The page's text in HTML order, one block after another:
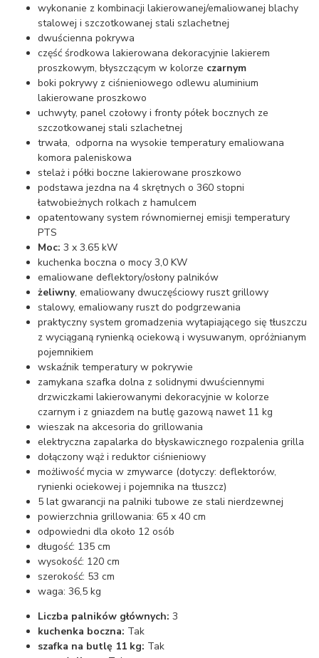
wykonanie z kombinacji lakierowanej/emaliowanej blachy
stalowej i szczotkowanej stali szlachetnej
dwuścienna pokrywa
część środkowa lakierowana dekoracyjnie lakierem
proszkowym, błyszczącym w kolorze czarnym
boki pokrywy z ciśnieniowego odlewu aluminium
lakierowane proszkowo
uchwyty, panel czołowy i fronty półek bocznych ze
szczotkowanej stali szlachetnej
trwała, odporna na wysokie temperatury emaliowana
komora paleniskowa
stelaż i półki boczne lakierowane proszkowo
podstawa jezdna na 4 skrętnych o 360 stopni
łatwobieżnych rolkach z hamulcem
opatentowany system równomiernej emisji temperatury
PTS
Moc: 3 x 3.65 kW
kuchenka boczna o mocy 3,0 KW
emaliowane deflektory/osłony palników
żeliwny, emaliowany dwuczęściowy ruszt grillowy
stalowy, emaliowany ruszt do podgrzewania
praktyczny system gromadzenia wytapiającego się tłuszczu
z wyciąganą rynienką ociekową i wysuwanym, opróżnianym
pojemnikiem
wskaźnik temperatury w pokrywie
zamykana szafka dolna z solidnymi dwuściennymi
drzwiczkami lakierowanymi dekoracyjnie w kolorze
czarnym i z gniazdem na butlę gazową nawet 11 kg
wieszak na akcesoria do grillowania
elektryczna zapalarka do błyskawicznego rozpalenia grilla
dołączony wąż i reduktor ciśnieniowy
możliwość mycia w zmywarce (dotyczy: deflektorów,
rynienki ociekowej i pojemnika na tłuszcz)
5 lat gwarancji na palniki tubowe ze stali nierdzewnej
powierzchnia grillowania: 65 x 40 cm
odpowiedni dla około 12 osób
długość: 135 cm
wysokość: 120 cm
szerokość: 53 cm
waga: 36,5 kg
Liczba palników głównych: 3
kuchenka boczna: Tak
szafka na butlę 11 kg: Tak